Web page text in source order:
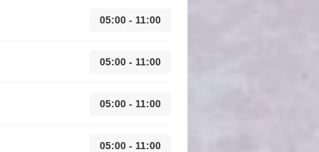
05:00 - 11:00
05:00 - 11:00
05:00 - 11:00
05:00 - 11:00